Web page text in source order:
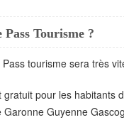
Tourisme ?
tourisme sera très
gratuit pour les habitants
Guyenne